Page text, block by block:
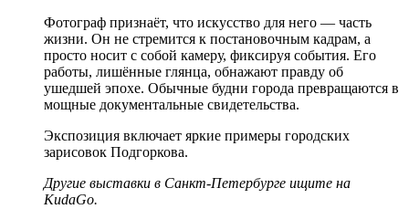
Фотограф признаёт, что искусство для него — часть
жизни. Он не стремится к постановочным кадрам, а
просто носит с собой камеру, фиксируя события. Его
работы, лишённые глянца, обнажают правду об
ушедшей эпохе. Обычные будни города превращаются в
мощные документальные свидетельства.
Экспозиция включает яркие примеры городских
зарисовок Подгоркова.
Другие выставки в Санкт-Петербурге ищите на
KudaGo.